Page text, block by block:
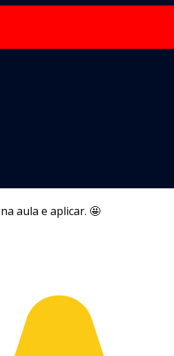
aula e aplicar. 🤩